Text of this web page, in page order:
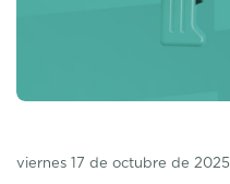
viernes 17 de octubre de 2025